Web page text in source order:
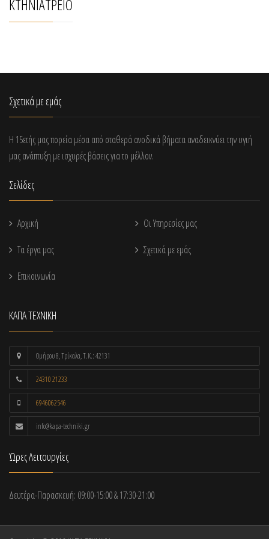
ΚΤΗΝΙΑΤΡΕΊΟ
Σχετικά με εμάς
Η 15ετής μας πορεία μέσα από σταθερά ανοδικά βήματα αναδεικνύει την υγιή
μας ανάπτυξη με ισχυρές βάσεις για το μέλλον.
Σελίδες
Αρχική
Οι Υπηρεσίες μας
Τα έργα μας
Σχετικά με εμάς
Επικοινωνία
ΚΑΠΑ ΤΕΧΝΙΚΗ
Ομήρου 8, Τρίκαλα, Τ.Κ.: 42131
24310 21233
6946062546
info@kapa-techniki.gr
Ώρες Λειτουργίες
Δευτέρα-Παρασκευή: 09:00-15:00 & 17:30-21:00